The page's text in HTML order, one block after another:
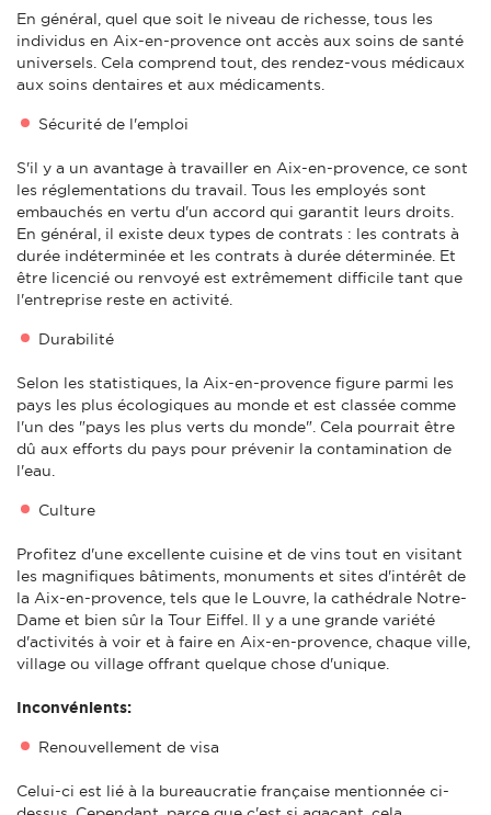
En général, quel que soit le niveau de richesse, tous les
individus en Aix-en-provence ont accès aux soins de santé
universels. Cela comprend tout, des rendez-vous médicaux
aux soins dentaires et aux médicaments.
Sécurité de l'emploi
S'il y a un avantage à travailler en Aix-en-provence, ce sont
les réglementations du travail. Tous les employés sont
embauchés en vertu d'un accord qui garantit leurs droits.
En général, il existe deux types de contrats : les contrats à
durée indéterminée et les contrats à durée déterminée. Et
être licencié ou renvoyé est extrêmement difficile tant que
l'entreprise reste en activité.
Durabilité
Selon les statistiques, la Aix-en-provence figure parmi les
pays les plus écologiques au monde et est classée comme
l'un des "pays les plus verts du monde". Cela pourrait être
dû aux efforts du pays pour prévenir la contamination de
l'eau.
Culture
Profitez d'une excellente cuisine et de vins tout en visitant
les magnifiques bâtiments, monuments et sites d'intérêt de
la Aix-en-provence, tels que le Louvre, la cathédrale Notre-
Dame et bien sûr la Tour Eiffel. Il y a une grande variété
d'activités à voir et à faire en Aix-en-provence, chaque ville,
village ou village offrant quelque chose d'unique.
Inconvénients:
Renouvellement de visa
Celui-ci est lié à la bureaucratie française mentionnée ci-